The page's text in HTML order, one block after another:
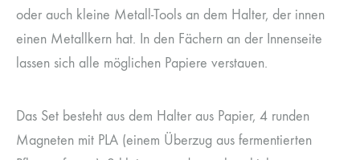
oder auch kleine Metall-Tools an dem Halter, der innen
einen Metallkern hat. In den Fächern an der Innenseite
lassen sich alle möglichen Papiere verstauen.
Das Set besteht aus dem Halter aus Papier, 4 runden
Magneten mit PLA (einem Überzug aus fermentierten